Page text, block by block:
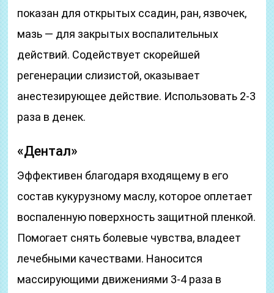
показан для открытых ссадин, ран, язвочек,
мазь — для закрытых воспалительных
действий. Содействует скорейшей
регенерации слизистой, оказывает
анестезирующее действие. Использовать 2-3
раза в денек.
«Дентал»
Эффективен благодаря входящему в его
состав кукурузному маслу, которое оплетает
воспаленную поверхность защитной пленкой.
Помогает снять болевые чувства, владеет
лечебными качествами. Наносится
массирующими движениями 3-4 раза в